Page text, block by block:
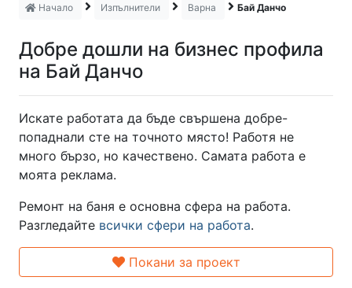
Начало Изпълнители Варна Бай Данчо
Добре дошли на бизнес профила
на Бай Данчо
Искате работата да бъде свършена добре-
попаднали сте на точното място! Работя не
много бързо, но качествено. Самата работа е
моята реклама.
Ремонт на баня е основна сфера на работа.
Разгледайте всички сфери на работа.
Покани за проект